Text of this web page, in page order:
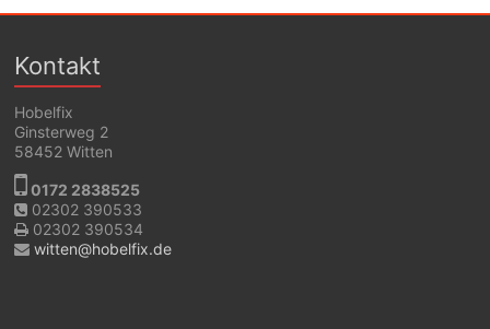
Kontakt
Hobelfix
Ginsterweg 2
58452 Witten
0172 2838525
02302 390533
02302 390534
witten@hobelfix.de